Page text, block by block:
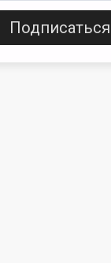
Подписаться